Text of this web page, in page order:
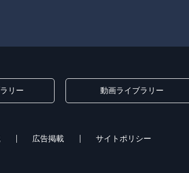
リー 動画ライブラリー
広告掲載 サイトポリシー